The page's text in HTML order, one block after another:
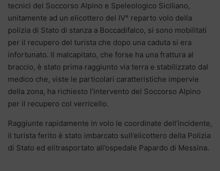
tecnici del Soccorso Alpino e Speleologico Siciliano,
unitamente ad un elicottero del IV° reparto volo della
polizia di Stato di stanza a Boccadifalco, si sono mobilitati
per il recupero del turista che dopo una caduta si era
infortunato. Il malcapitato, che forse ha una frattura al
braccio, è stato prima raggiunto via terra e stabilizzato dal
medico che, viste le particolari caratteristiche impervie
della zona, ha richiesto l’intervento del Soccorso Alpino
per il recupero col verricello.
Raggiunte rapidamente in volo le coordinate dell’incidente,
il turista ferito è stato imbarcato sull’elicottero della Polizia
di Stato ed elitrasportato all’ospedale Papardo di Messina.